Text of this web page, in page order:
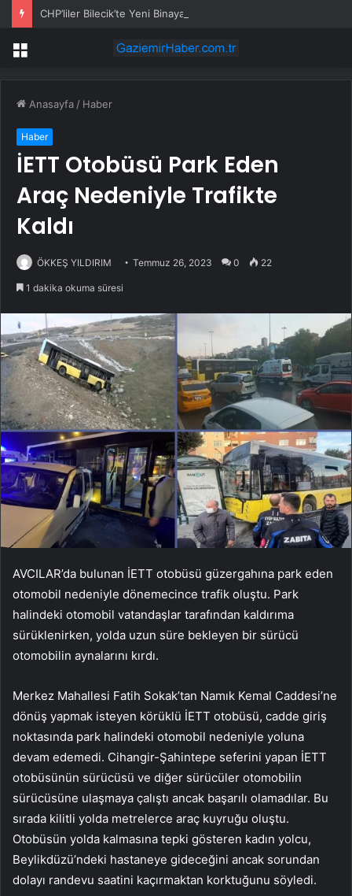
CHP’liler Bilecik’te Yeni Binaya Yürüdü
Menü
Anasayfa / Haber
Haber
İETT Otobüsü Park Eden
Araç Nedeniyle Trafikte
Kaldı
ÖKKEŞ YILDIRIM Temmuz 26, 2023 0 22
1 dakika okuma süresi
AVCILAR’da bulunan İETT otobüsü güzergahına park eden
otomobil nedeniyle dönemecince trafik oluştu. Park
halindeki otomobil vatandaşlar tarafından kaldırıma
sürüklenirken, yolda uzun süre bekleyen bir sürücü
otomobilin aynalarını kırdı.
Merkez Mahallesi Fatih Sokak’tan Namık Kemal Caddesi’ne
dönüş yapmak isteyen körüklü İETT otobüsü, cadde giriş
noktasında park halindeki otomobil nedeniyle yoluna
devam edemedi. Cihangir-Şahintepe seferini yapan İETT
otobüsünün sürücüsü ve diğer sürücüler otomobilin
sürücüsüne ulaşmaya çalıştı ancak başarılı olamadılar. Bu
sırada kilitli yolda metrelerce araç kuyruğu oluştu.
Otobüsün yolda kalmasına tepki gösteren kadın yolcu,
Beylikdüzü’ndeki hastaneye gideceğini ancak sorundan
dolayı randevu saatini kaçırmaktan korktuğunu söyledi.